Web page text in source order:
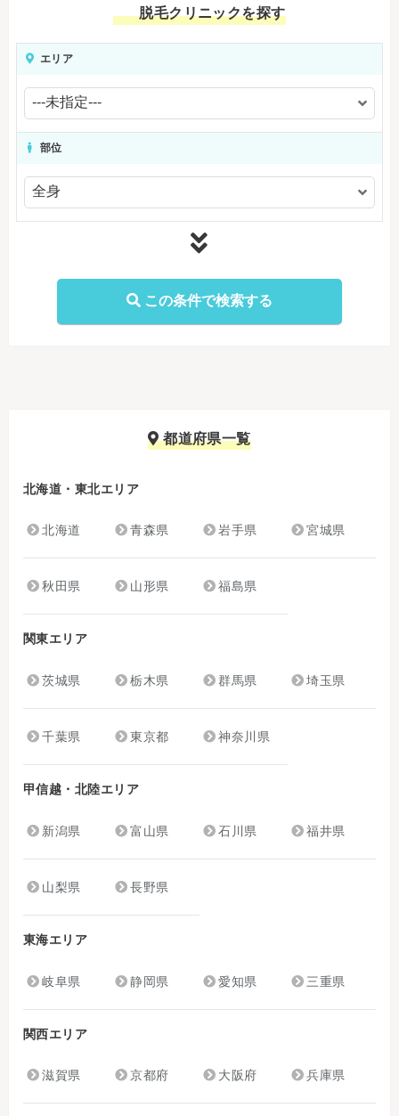
脱毛クリニックを探す
エリア
部位
都道府県一覧
北海道・東北エリア
北海道 青森県 岩手県 宮城県
秋田県 山形県 福島県
関東エリア
茨城県 栃木県 群馬県 埼玉県
千葉県 東京都 神奈川県
甲信越・北陸エリア
新潟県 富山県 石川県 福井県
山梨県 長野県
東海エリア
岐阜県 静岡県 愛知県 三重県
関西エリア
滋賀県 京都府 大阪府 兵庫県